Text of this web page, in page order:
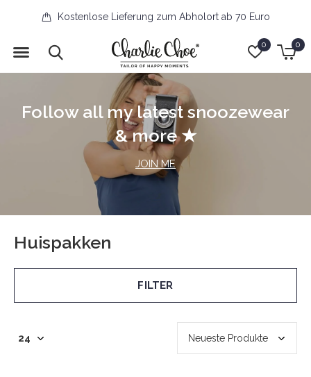
0 0
Kostenlose Lieferung zum Abholort ab 70 Euro
Follow all my latest snoozewear
& more ★
JOIN ME
Huispakken
FILTER